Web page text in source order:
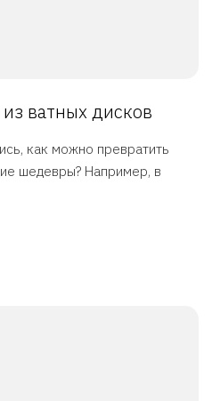
ватных дисков
как можно превратить
шедевры? Например, в